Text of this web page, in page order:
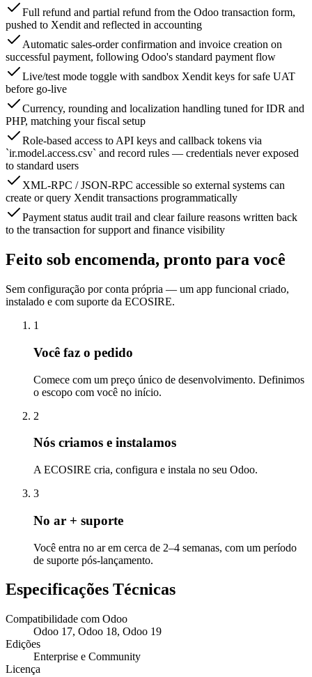
Full refund and partial refund from the Odoo transaction form,
pushed to Xendit and reflected in accounting
Automatic sales-order confirmation and invoice creation on
successful payment, following Odoo's standard payment flow
Live/test mode toggle with sandbox Xendit keys for safe UAT
before go-live
Currency, rounding and localization handling tuned for IDR and
PHP, matching your fiscal setup
Role-based access to API keys and callback tokens via
`ir.model.access.csv` and record rules — credentials never exposed
to standard users
XML-RPC / JSON-RPC accessible so external systems can
create or query Xendit transactions programmatically
Payment status audit trail and clear failure reasons written back
to the transaction for support and finance visibility
Feito sob encomenda, pronto para você
Sem configuração por conta própria — um app funcional criado,
instalado e com suporte da ECOSIRE.
1
Você faz o pedido
Comece com um preço único de desenvolvimento. Definimos
o escopo com você no início.
2
Nós criamos e instalamos
A ECOSIRE cria, configura e instala no seu Odoo.
3
No ar + suporte
Você entra no ar em cerca de 2–4 semanas, com um período
de suporte pós-lançamento.
Especificações Técnicas
Compatibilidade com Odoo
Odoo 17, Odoo 18, Odoo 19
Edições
Enterprise e Community
Licença